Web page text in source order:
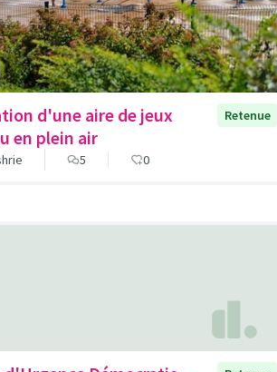
d'une aire de jeux
en plein air
Retenue
5 0